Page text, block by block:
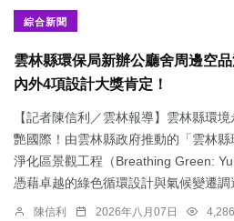
綜合新聞
雲林縣環保局新辦公廳舍周邊空
內外4項設計大獎肯定！
【記者陳信利／雲林報導】雲林縣環
艷國際！由雲林縣政府推動的「雲林
淨化區景觀工程（Breathing Green:
憑藉卓越的綠色循環設計與氣候變遷調
陳信利 2026年八月07日